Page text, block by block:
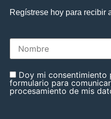
Regístrese hoy para recibir
Doy mi consentimiento
formulario para
procesamiento de mis